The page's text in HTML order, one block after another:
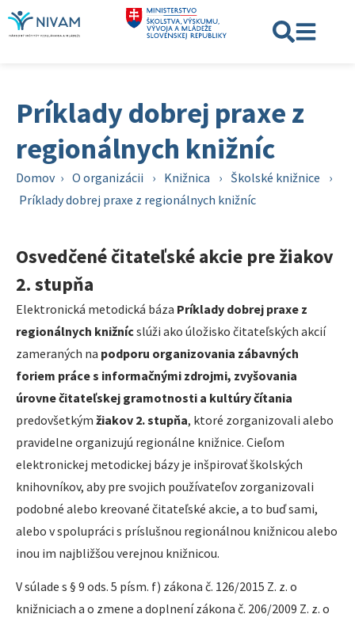
Príklady dobrej praxe z
regionálnych knižníc
Domov › O organizácii › Knižnica › Školské knižnice
›
Príklady dobrej praxe z regionálnych knižníc
Osvedčené čitateľské akcie pre žiakov
2. stupňa
Elektronická metodická báza Príklady dobrej praxe z
regionálnych knižnícslúži ako úložisko čitateľských akcií
zameraných na podporu organizovania zábavných
foriem práce s informačnými zdrojmi, zvyšovania
úrovne čitateľskej gramotnosti a kultúry čítania
predovšetkým žiakov 2. stupňa, ktoré zorganizovali alebo
pravidelne organizujú regionálne knižnice. Cieľom
elektronickej metodickej bázy je inšpirovať školských
knihovníkov, aby pre svojich používateľov zorganizovali
podobné alebo kreované čitateľské akcie, a to buď sami,
alebo v spolupráci s príslušnou regionálnou knižnicou alebo
inou im najbližšou verejnou knižnicou.
V súlade s § 9 ods. 5 písm. f) zákona č. 126/2015 Z. z. o
knižniciach a o zmene a doplnení zákona č. 206/2009 Z. z. o